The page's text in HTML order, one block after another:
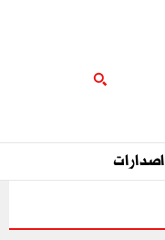
اصدارات